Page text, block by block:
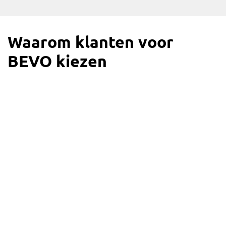
Waarom klanten voor
BEVO kiezen